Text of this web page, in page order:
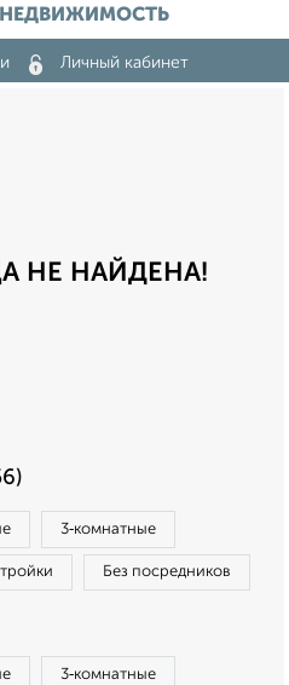
НЕДВИЖИМОСТЬ
Личный кабинет
НЕ НАЙДЕНА!
3‑комнатные
Без посредников
3‑комнатные